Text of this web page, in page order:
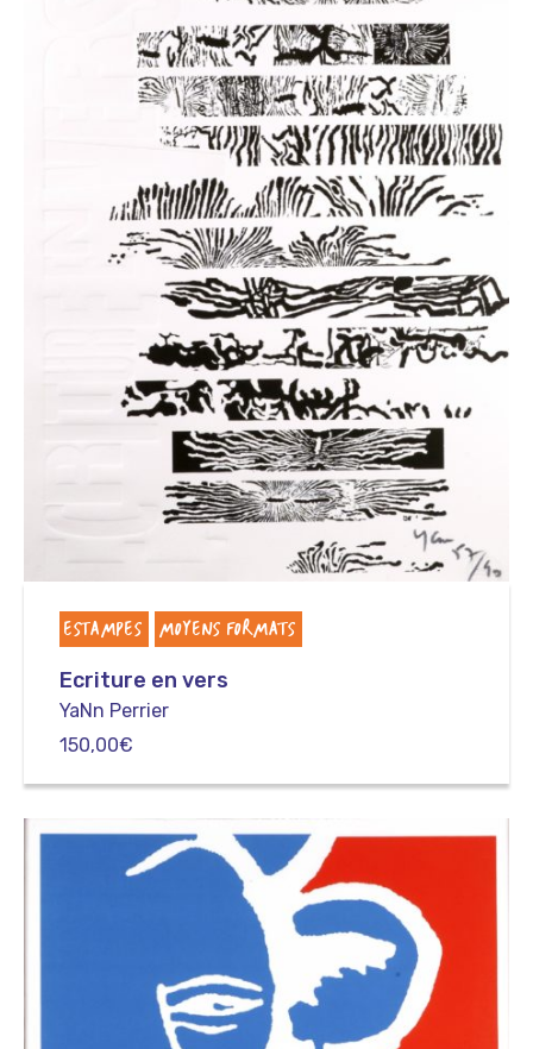
ESTAMPES MOYENS FORMATS
Ecriture en vers
YaNn Perrier
150,00€